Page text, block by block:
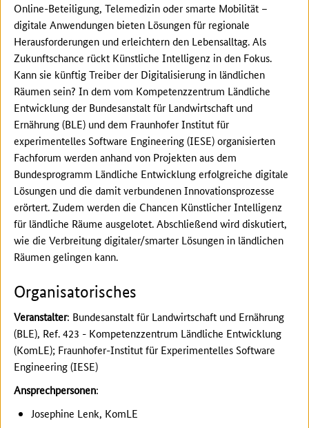
Online-Beteiligung, Telemedizin oder smarte Mobilität –
digitale Anwendungen bieten Lösungen für regionale
Herausforderungen und erleichtern den Lebensalltag. Als
Zukunftschance rückt Künstliche Intelligenz in den Fokus.
Kann sie künftig Treiber der Digitalisierung in ländlichen
Räumen sein? In dem vom Kompetenzzentrum Ländliche
Entwicklung der Bundesanstalt für Landwirtschaft und
Ernährung (BLE) und dem Fraunhofer Institut für
experimentelles Software Engineering (IESE) organisierten
Fachforum werden anhand von Projekten aus dem
Bundesprogramm Ländliche Entwicklung erfolgreiche digitale
Lösungen und die damit verbundenen Innovationsprozesse
erörtert. Zudem werden die Chancen Künstlicher Intelligenz
für ländliche Räume ausgelotet. Abschließend wird diskutiert,
wie die Verbreitung digitaler/smarter Lösungen in ländlichen
Räumen gelingen kann.
Organisatorisches
Veranstalter: Bundesanstalt für Landwirtschaft und Ernährung
(BLE), Ref. 423 - Kompetenzzentrum Ländliche Entwicklung
(KomLE); Fraunhofer-Institut für Experimentelles Software
Engineering (IESE)
Ansprechpersonen:
Josephine Lenk, KomLE